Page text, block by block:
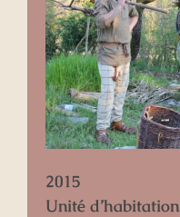
2015
Unité d’habitation